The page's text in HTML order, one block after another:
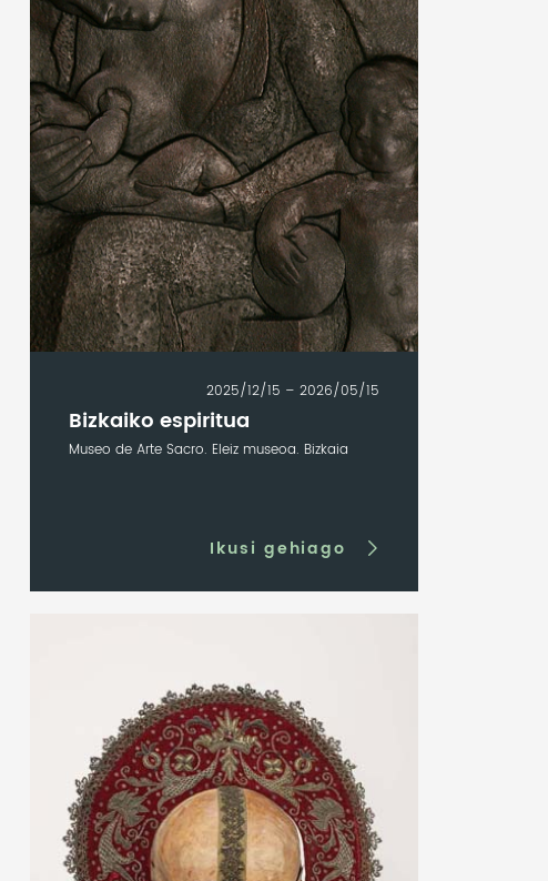
2025/12/15 – 2026/05/15
Bizkaiko espiritua
Museo de Arte Sacro. Eleiz museoa. Bizkaia
Ikusi gehiago